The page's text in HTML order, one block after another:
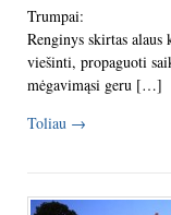
Trumpai:
Renginys skirtas alaus
viešinti, propaguoti
mėgavimąsi geru […]
Toliau →